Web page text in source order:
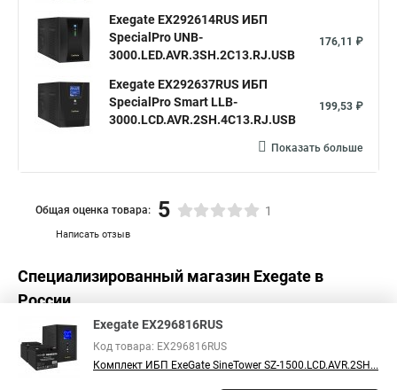
Exegate EX292614RUS ИБП
SpecialPro UNB-
3000.LED.AVR.3SH.2C13.RJ.USB
176,11 ₽
Exegate EX292637RUS ИБП
SpecialPro Smart LLB-
3000.LCD.AVR.2SH.4C13.RJ.USB
199,53 ₽
Показать больше
Написать отзыв
Общая оценка товара: 5 1
Специализированный магазин Exegate в
России
Exegate EX296816RUS
Код товара: EX296816RUS
Комплект ИБП ExeGate SineTower SZ-1500.LCD.AVR.2SH...